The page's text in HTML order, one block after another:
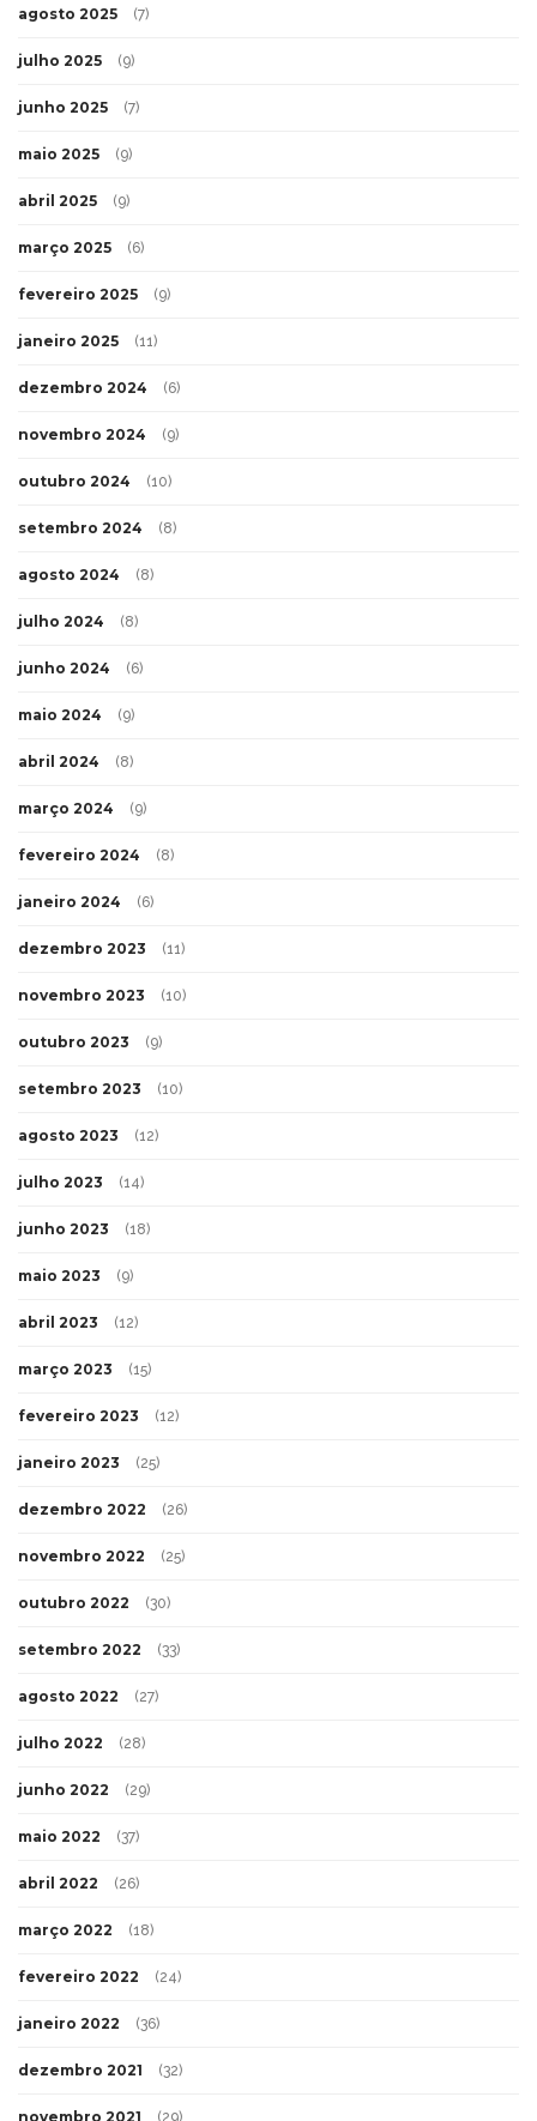
agosto 2025 (7)
julho 2025 (9)
junho 2025 (7)
maio 2025 (9)
abril 2025 (9)
março 2025 (6)
fevereiro 2025 (9)
janeiro 2025 (11)
dezembro 2024 (6)
novembro 2024 (9)
outubro 2024 (10)
setembro 2024 (8)
agosto 2024 (8)
julho 2024 (8)
junho 2024 (6)
maio 2024 (9)
abril 2024 (8)
março 2024 (9)
fevereiro 2024 (8)
janeiro 2024 (6)
dezembro 2023 (11)
novembro 2023 (10)
outubro 2023 (9)
setembro 2023 (10)
agosto 2023 (12)
julho 2023 (14)
junho 2023 (18)
maio 2023 (9)
abril 2023 (12)
março 2023 (15)
fevereiro 2023 (12)
janeiro 2023 (25)
dezembro 2022 (26)
novembro 2022 (25)
outubro 2022 (30)
setembro 2022 (33)
agosto 2022 (27)
julho 2022 (28)
junho 2022 (29)
maio 2022 (37)
abril 2022 (26)
março 2022 (18)
fevereiro 2022 (24)
janeiro 2022 (36)
dezembro 2021 (32)
novembro 2021